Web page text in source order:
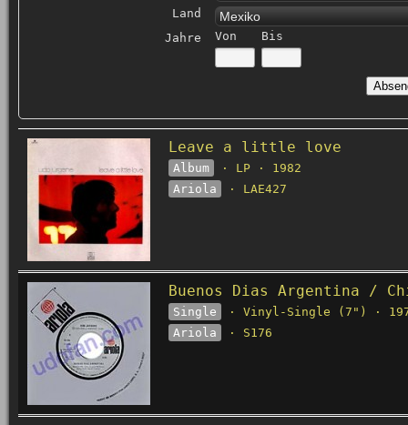
Land Mexiko
Jahre Von Bis
Leave a little love
Album
· LP · 1982
Ariola
· LAE427
Buenos Dias Argentina /
Single
· Vinyl-Single (7") ·
Ariola
· S176